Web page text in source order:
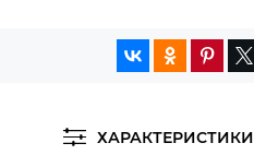
ХАРАКТЕРИСТИКИ